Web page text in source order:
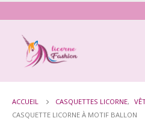
ACCUEIL CASQUETTES LICORNE,
CASQUETTE LICORNE À MOTIF BALLON